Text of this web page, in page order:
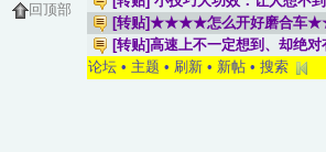
回顶部
[转贴]★★★★怎么开好磨合
[转贴]高速上不一定想到、却绝对
论坛• 主题 • 刷新• 新帖• 搜索